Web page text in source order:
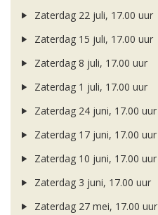
Zaterdag 22 juli, 17.00 uur
Zaterdag 15 juli, 17.00 uur
Zaterdag 8 juli, 17.00 uur
Zaterdag 1 juli, 17.00 uur
Zaterdag 24 juni, 17.00 uur
Zaterdag 17 juni, 17.00 uur
Zaterdag 10 juni, 17.00 uur
Zaterdag 3 juni, 17.00 uur
Zaterdag 27 mei, 17.00 uur